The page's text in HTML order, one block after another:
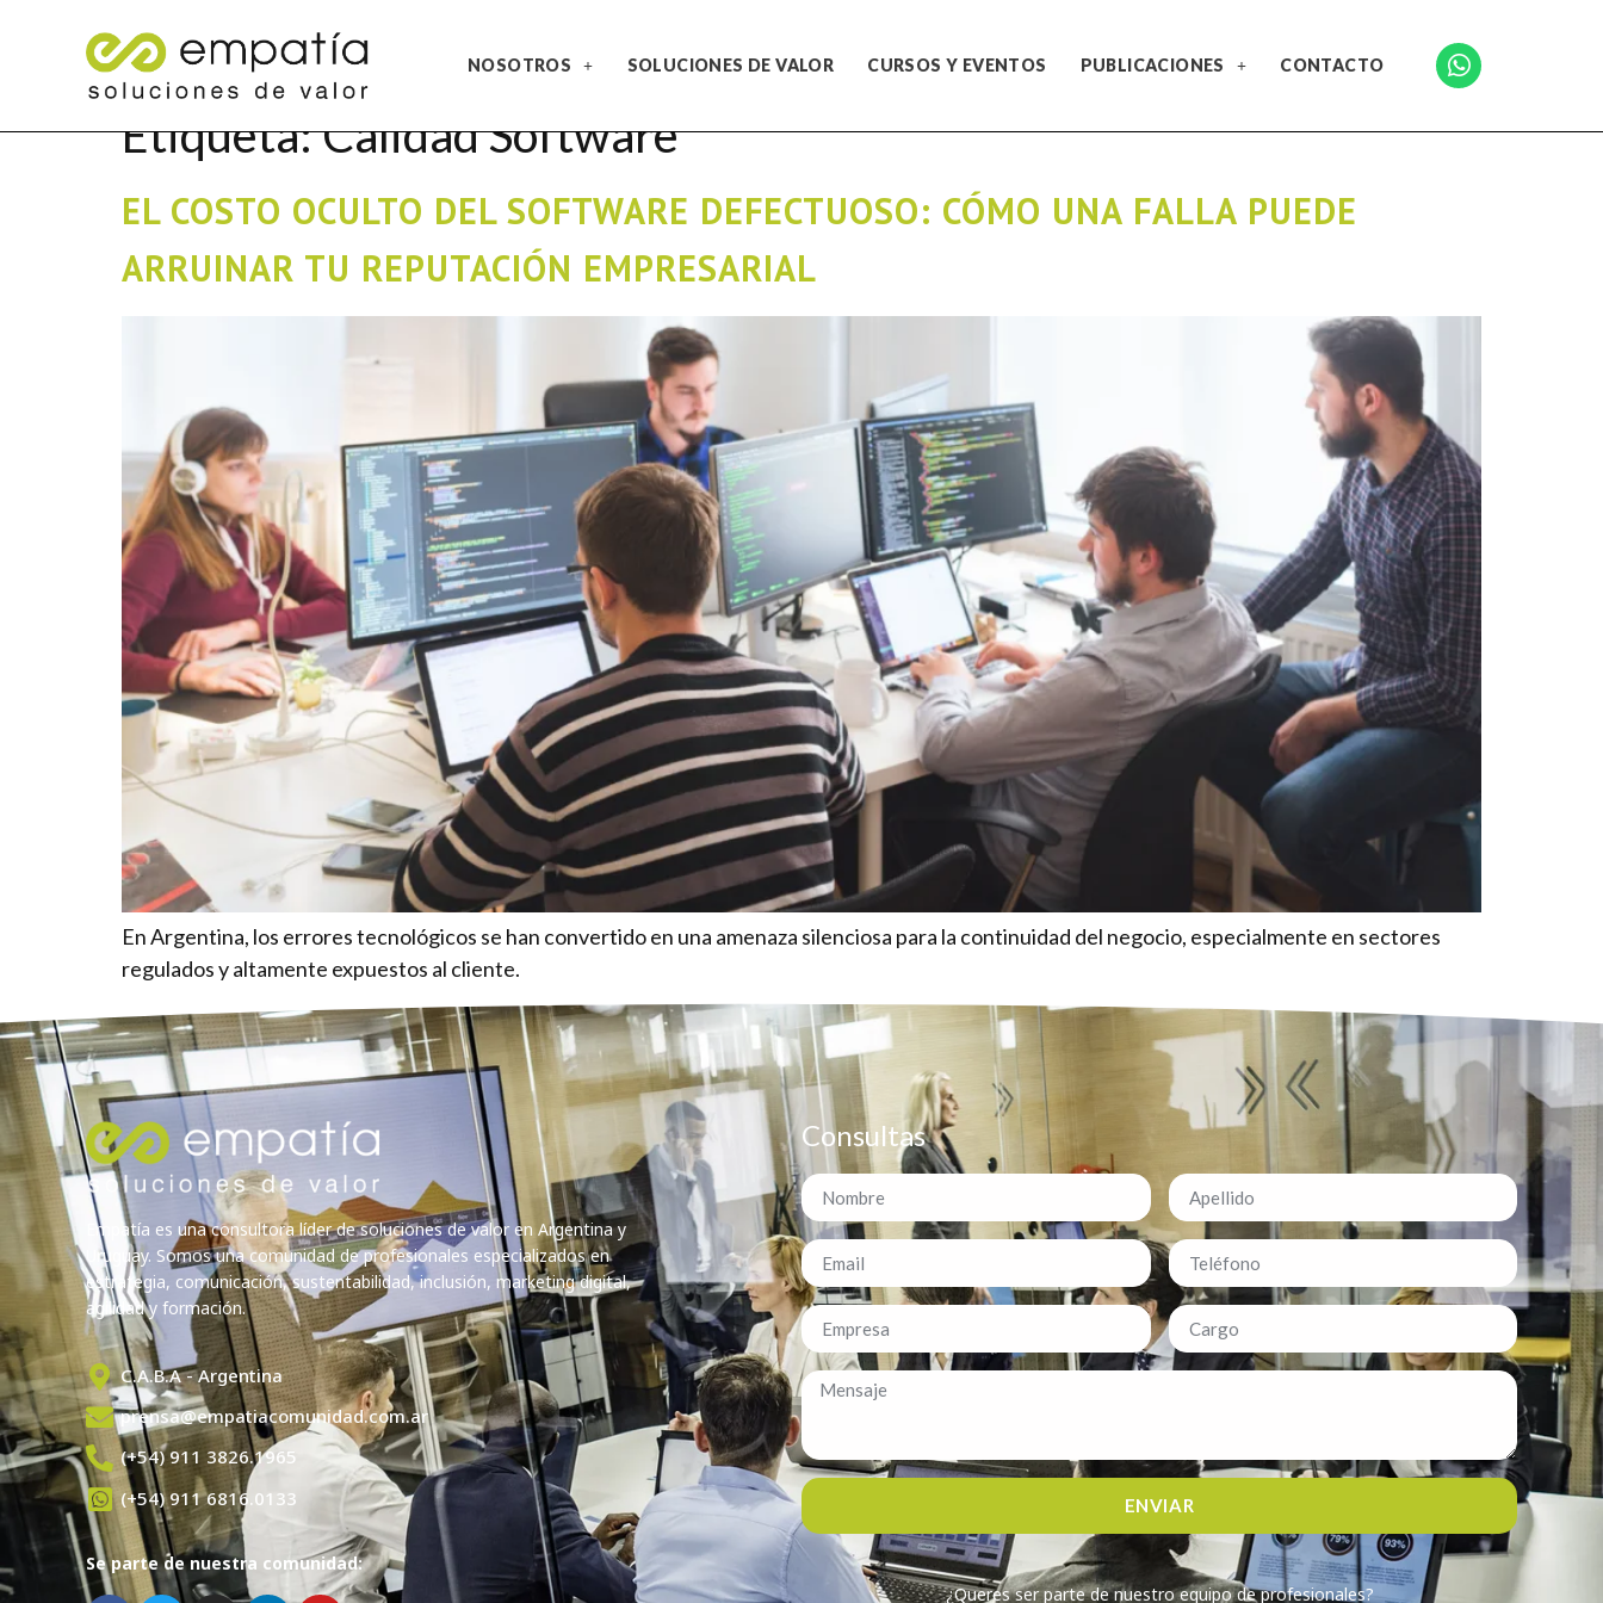
NOSOTROS SOLUCIONES DE VALOR CURSOS Y EVENTOS PUBLICACIONES CONTACTO
Etiqueta:Calidad Software
EL COSTO OCULTO DEL SOFTWARE DEFECTUOSO: CÓMO UNA FALLA PUEDE
ARRUINAR TU REPUTACIÓN EMPRESARIAL
En Argentina, los errores tecnológicos se han convertido en una amenaza silenciosa para la continuidad del negocio, especialmente en sectores
regulados y altamente expuestos al cliente.
Empatía es una consultora líder de soluciones de valor en Argentina y
Uruguay. Somos una comunidad de profesionales especializados en
estrategia, comunicación, sustentabilidad, inclusión, marketing digital,
agilidad y formación.
C.A.B.A - Argentina
prensa@empatiacomunidad.com.ar
(+54) 911 3826.1965
(+54) 911 6816.0133
Se parte de nuestra comunidad:
Consultas
ENVIAR
¿Queres ser parte de nuestro equipo de profesionales?